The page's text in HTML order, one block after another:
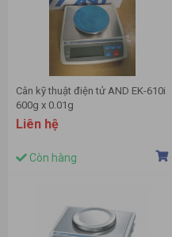
Cân kỹ thuật điện tử AND EK-610i
600g x 0.01g
Liên hệ
Còn hàng